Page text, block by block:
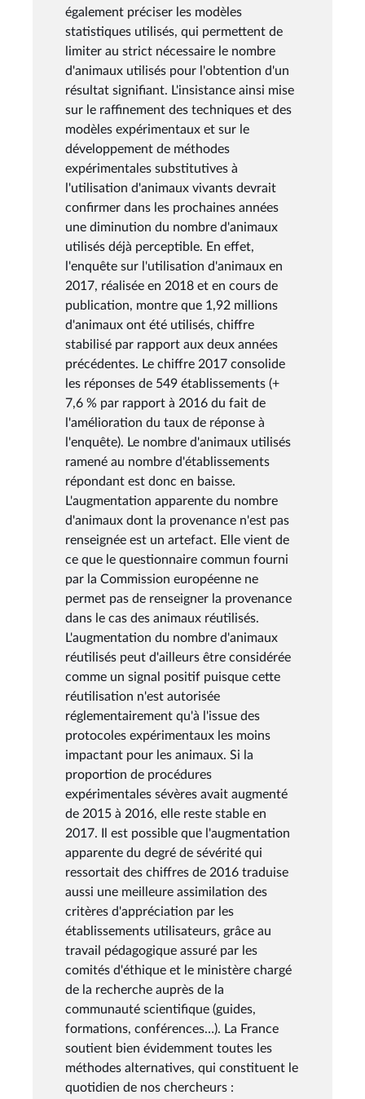
également préciser les modèles
statistiques utilisés, qui permettent de
limiter au strict nécessaire le nombre
d'animaux utilisés pour l'obtention d'un
résultat signifiant. L'insistance ainsi mise
sur le raffinement des techniques et des
modèles expérimentaux et sur le
développement de méthodes
expérimentales substitutives à
l'utilisation d'animaux vivants devrait
confirmer dans les prochaines années
une diminution du nombre d'animaux
utilisés déjà perceptible. En effet,
l'enquête sur l'utilisation d'animaux en
2017, réalisée en 2018 et en cours de
publication, montre que 1,92 millions
d'animaux ont été utilisés, chiffre
stabilisé par rapport aux deux années
précédentes. Le chiffre 2017 consolide
les réponses de 549 établissements (+
7,6 % par rapport à 2016 du fait de
l'amélioration du taux de réponse à
l'enquête). Le nombre d'animaux utilisés
ramené au nombre d'établissements
répondant est donc en baisse.
L'augmentation apparente du nombre
d'animaux dont la provenance n'est pas
renseignée est un artefact. Elle vient de
ce que le questionnaire commun fourni
par la Commission européenne ne
permet pas de renseigner la provenance
dans le cas des animaux réutilisés.
L'augmentation du nombre d'animaux
réutilisés peut d'ailleurs être considérée
comme un signal positif puisque cette
réutilisation n'est autorisée
réglementairement qu'à l'issue des
protocoles expérimentaux les moins
impactant pour les animaux. Si la
proportion de procédures
expérimentales sévères avait augmenté
de 2015 à 2016, elle reste stable en
2017. Il est possible que l'augmentation
apparente du degré de sévérité qui
ressortait des chiffres de 2016 traduise
aussi une meilleure assimilation des
critères d'appréciation par les
établissements utilisateurs, grâce au
travail pédagogique assuré par les
comités d'éthique et le ministère chargé
de la recherche auprès de la
communauté scientifique (guides,
formations, conférences…). La France
soutient bien évidemment toutes les
méthodes alternatives, qui constituent le
quotidien de nos chercheurs :